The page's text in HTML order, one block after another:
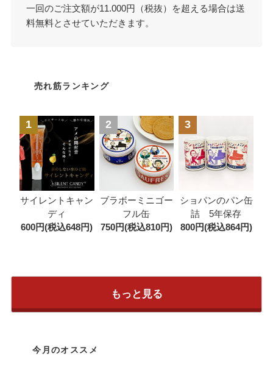
一回のご注文額が11.000円（税抜）を超える場合は送
料無料とさせていただきます。
売れ筋ランキング
1
サイレントキャン
ディ
600円(税込648円)
2
ブラボーミニゴー
フル缶
750円(税込810円)
3
ショパンのパン缶
詰 5年保存
800円(税込864円)
もっと見る
今月のオススメ